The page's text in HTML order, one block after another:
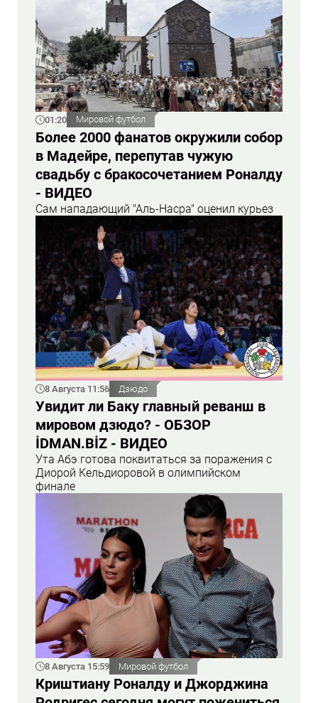
01:20 Мировой футбол
Более 2000 фанатов окружили собор
в Мадейре, перепутав чужую
свадьбу с бракосочетанием Роналду
- ВИДЕО
Сам нападающий "Аль-Насра" оценил курьез
8 Августа 11:56 Дзюдо
Увидит ли Баку главный реванш в
мировом дзюдо? - ОБЗОР
İDMAN.BİZ - ВИДЕО
Ута Абэ готова поквитаться за поражения с
Диорой Кельдиоровой в олимпийском
финале
8 Августа 15:59 Мировой футбол
Криштиану Роналду и Джорджина